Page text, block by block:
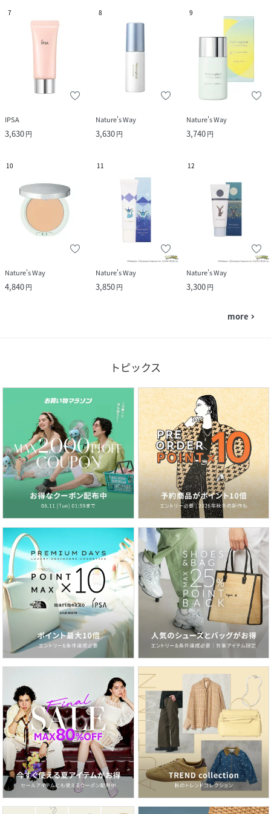
7
IPSA
3,630円
8
Nature's Way
3,630円
9
Nature's Way
3,740円
10
Nature's Way
4,840円
11
Nature's Way
3,850円
12
Nature's Way
3,300円
more navigate_next
トピックス